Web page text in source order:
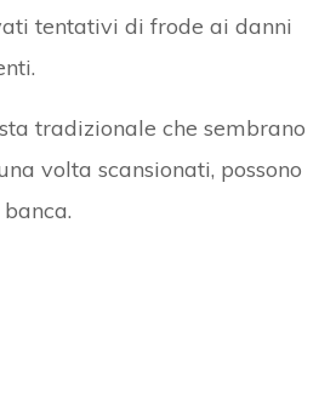
tentativi di frode ai danni
tradizionale che sembrano
volta scansionati, possono